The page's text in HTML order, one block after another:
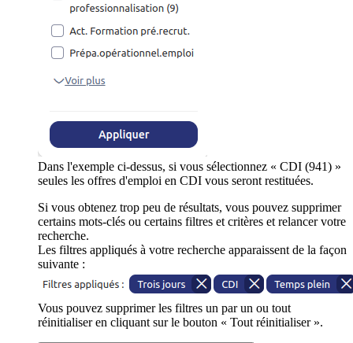
Dans l'exemple ci-dessus, si vous sélectionnez « CDI (941) »
seules les offres d'emploi en CDI vous seront restituées.
Si vous obtenez trop peu de résultats, vous pouvez supprimer
certains mots-clés ou certains filtres et critères et relancer votre
recherche.
Les filtres appliqués à votre recherche apparaissent de la façon
suivante :
Vous pouvez supprimer les filtres un par un ou tout
réinitialiser en cliquant sur le bouton « Tout réinitialiser ».